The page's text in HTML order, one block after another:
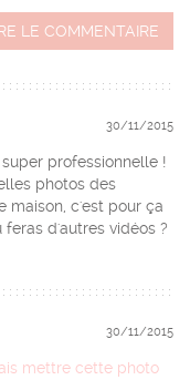
LE COMMENTAIRE
30/11/2015
professionnelle !
photos des
maison, c'est pour ça
d'autres vidéos ?
30/11/2015
mettre cette photo